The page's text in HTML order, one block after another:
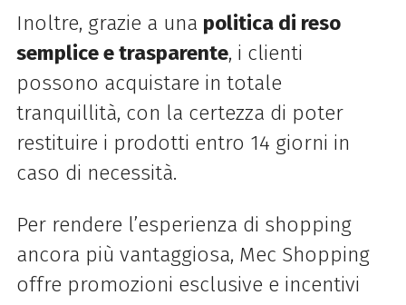
Inoltre, grazie a una politica di reso
semplice e trasparente, i clienti
possono acquistare in totale
tranquillità, con la certezza di poter
restituire i prodotti entro 14 giorni in
caso di necessità.
Per rendere l’esperienza di shopping
ancora più vantaggiosa, Mec Shopping
offre promozioni esclusive e incentivi